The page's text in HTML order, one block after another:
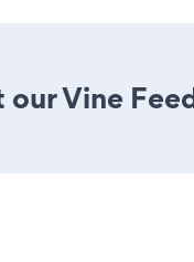
Vine